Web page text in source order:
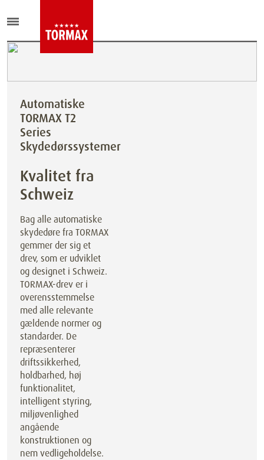
Automatiske
TORMAX T2
Series
Skydedørssystemer
Kvalitet fra
Schweiz
Bag alle automatiske
skydedøre fra TORMAX
gemmer der sig et
drev, som er udviklet
og designet i Schweiz.
TORMAX-drev er i
overensstemmelse
med alle relevante
gældende normer og
standarder. De
repræsenterer
driftssikkerhed,
holdbarhed, høj
funktionalitet,
intelligent styring,
miljøvenlighed
angående
konstruktionen og
nem vedligeholdelse.